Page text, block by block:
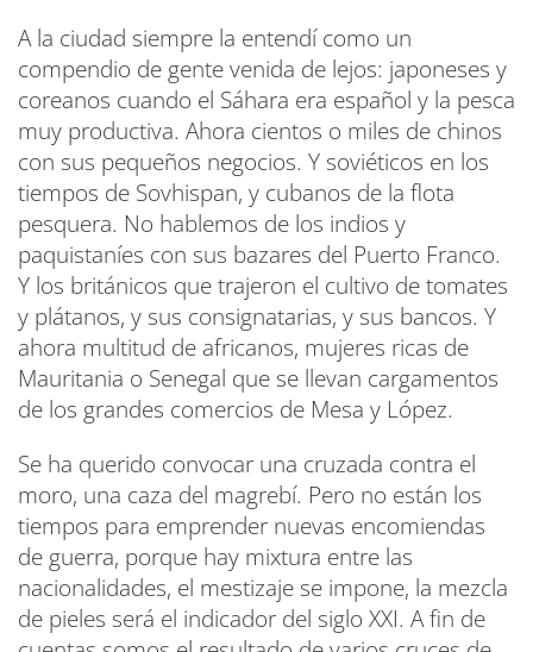
A la ciudad siempre la entendí como un
compendio de gente venida de lejos: japoneses y
coreanos cuando el Sáhara era español y la pesca
muy productiva. Ahora cientos o miles de chinos
con sus pequeños negocios. Y soviéticos en los
tiempos de Sovhispan, y cubanos de la flota
pesquera. No hablemos de los indios y
paquistaníes con sus bazares del Puerto Franco.
Y los británicos que trajeron el cultivo de tomates
y plátanos, y sus consignatarias, y sus bancos. Y
ahora multitud de africanos, mujeres ricas de
Mauritania o Senegal que se llevan cargamentos
de los grandes comercios de Mesa y López.
Se ha querido convocar una cruzada contra el
moro, una caza del magrebí. Pero no están los
tiempos para emprender nuevas encomiendas
de guerra, porque hay mixtura entre las
nacionalidades, el mestizaje se impone, la mezcla
de pieles será el indicador del siglo XXI. A fin de